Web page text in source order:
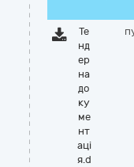
Те
нд
ер
на
до
ку
ме
нт
аці
я.d